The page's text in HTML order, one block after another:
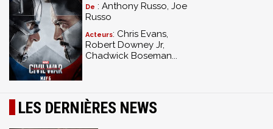
De : Anthony Russo, Joe
Russo
Acteurs: Chris Evans,
Robert Downey Jr,
Chadwick Boseman...
LES DERNIÈRES NEWS